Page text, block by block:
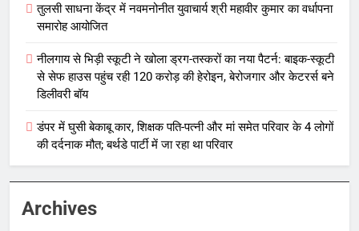
तुलसी साधना केंद्र में नवमनोनीत युवाचार्य श्री महावीर कुमार का वर्धापना
समारोह आयोजित
नीलगाय से भिड़ी स्कूटी ने खोला ड्रग-तस्करों का नया पैटर्न: बाइक-स्कूटी
से सेफ हाउस पहुंच रही 120 करोड़ की हेरोइन, बेरोजगार और केटरर्स बने
डिलीवरी बॉय
डंपर में घुसी बेकाबू कार, शिक्षक पति-पत्नी और मां समेत परिवार के 4 लोगों
की दर्दनाक मौत; बर्थडे पार्टी में जा रहा था परिवार
Archives